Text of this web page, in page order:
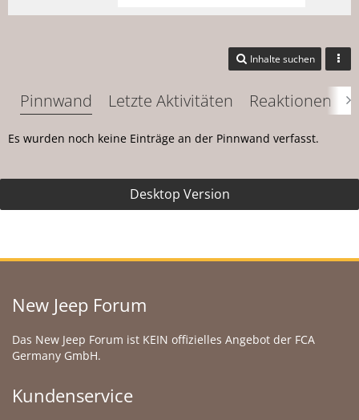
Inhalte suchen
Pinnwand Letzte Aktivitäten Reaktionen
Es wurden noch keine Einträge an der Pinnwand verfasst.
Desktop Version
New Jeep Forum
Das New Jeep Forum ist KEIN offizielles Angebot der FCA
Germany GmbH.
Kundenservice